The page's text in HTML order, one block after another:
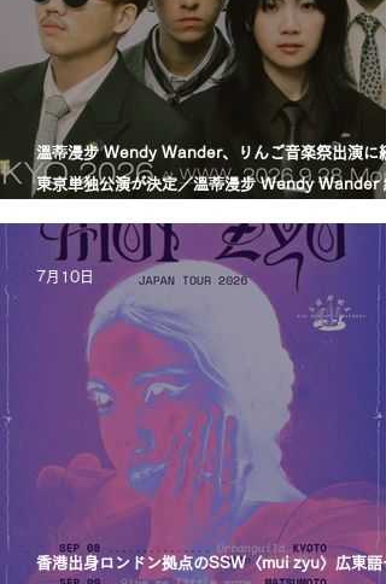
溫蒂漫步 Wendy Wander、りんご音楽祭出演に
東京単独公演が決定／溫蒂漫步 Wendy Wander
香港出身ロンドン拠点のSSW〈mui zyu〉広東語
7月10日